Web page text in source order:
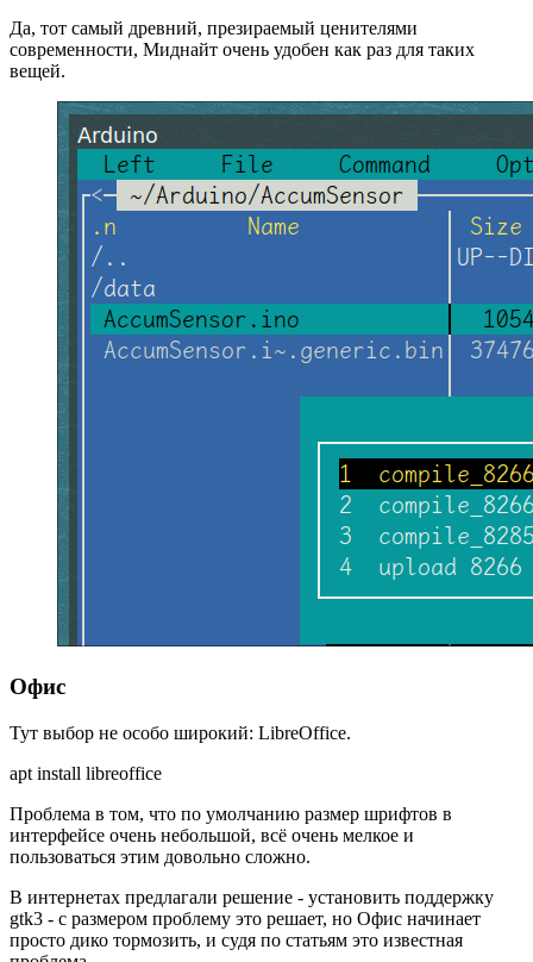
Да, тот самый древний, презираемый ценителями
современности, Миднайт очень удобен как раз для таких
вещей.
Офис
Тут выбор не особо широкий: LibreOffice.
apt install libreoffice
Проблема в том, что по умолчанию размер шрифтов в
интерфейсе очень небольшой, всё очень мелкое и
пользоваться этим довольно сложно.
В интернетах предлагали решение - установить поддержку
gtk3 - с размером проблему это решает, но Офис начинает
просто дико тормозить, и судя по статьям это известная